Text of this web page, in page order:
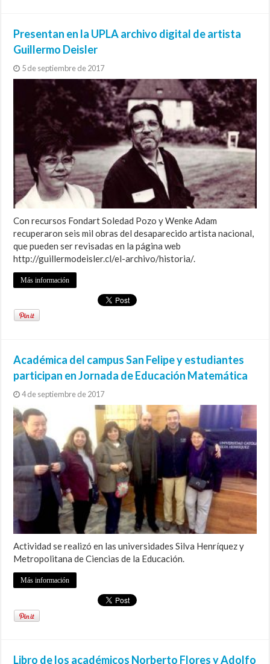
Presentan en la UPLA archivo digital de artista
Guillermo Deisler
5 de septiembre de 2017
Con recursos Fondart Soledad Pozo y Wenke Adam
recuperaron seis mil obras del desaparecido artista nacional,
que pueden ser revisadas en la página web
http://guillermodeisler.cl/el-archivo/historia/.
Más información
Académica del campus San Felipe y estudiantes
participan en Jornada de Educación Matemática
4 de septiembre de 2017
Actividad se realizó en las universidades Silva Henríquez y
Metropolitana de Ciencias de la Educación.
Más información
Libro de los académicos Norberto Flores y Adolfo